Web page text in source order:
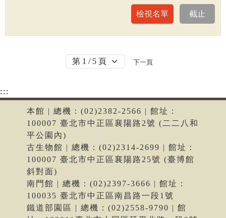
下一頁
:::
本館 | 總機：(02)2382-2566 | 館址：
100007 臺北市中正區襄陽路2號 (二二八和
平公園內)
古生物館 | 總機：(02)2314-2699 | 館址：
100007 臺北市中正區襄陽路25號 (臺博館
斜對面)
南門館 | 總機：(02)2397-3666 | 館址：
100035 臺北市中正區南昌路一段1號
鐵道部園區 | 總機：(02)2558-9790 | 館